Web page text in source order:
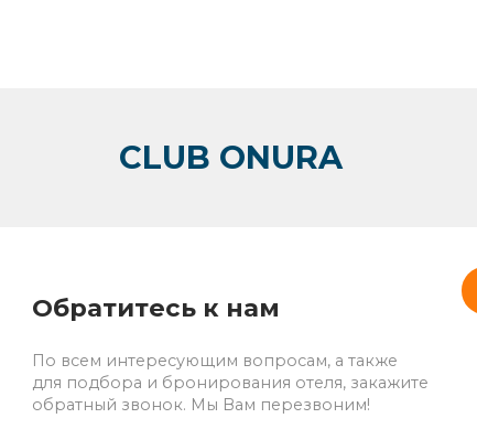
CLUB ONURA
Обратитесь к нам
По всем интересующим вопросам, а также
для подбора и бронирования отеля, закажите
обратный звонок. Мы Вам перезвоним!